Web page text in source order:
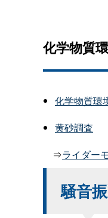
化学物質
化学物質環
黄砂調査
⇒ライダー
騒音